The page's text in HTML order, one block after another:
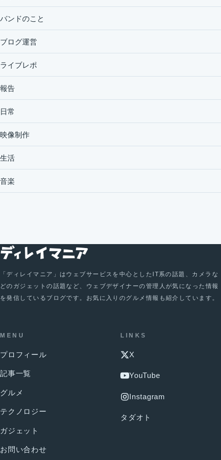
バンドのこと
ブログ運営
ライブレポ
報告
日常
映像制作
生活
音楽
「ディレイマニア」はウェブサービスを中心としたIT系の話題、カメラな
どのガジェットの話題など、ウェブデザイナーの管理人が気になった情報
を発信しているブログです。お気に入りのグルメ情報も紹介しています。
MENU
プロフィール
記事一覧
グルメ
テクノロジー
ガジェット
お問い合わせ
LINKS
X
YouTube
Instagram
タダオト